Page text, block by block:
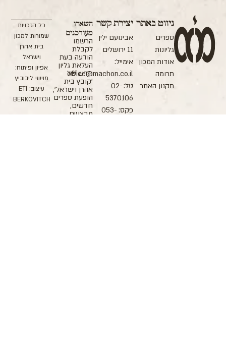
ניווט באתר
ספרים
גליונות
אודות המכון
תרומה
תקנון האתר
יצירת קשר
אבינועם ילין
11 ירושלים
אימייל:
office@machon.co.il
טל: 02-
5370106
פקס: 053-
השארו
מעודכנים
הרשמו
לקבלת
הודעה בעת
העלאת גליון
חדש של
'קובץ בית
אהרן וישראל',
הופעת ספרים
חדשים,
מבצעים
כל הזכויות
שמורות למכון
בית אהרן
וישראל
אפיון ופיתוח:
מוישי ליבוביץ
עיצוב: ETI
BERKOVITCH